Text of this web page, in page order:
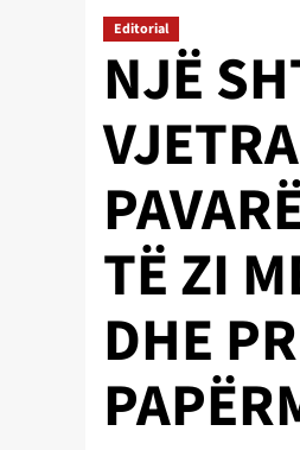
Editorial
NJË
TË ZI
DHE